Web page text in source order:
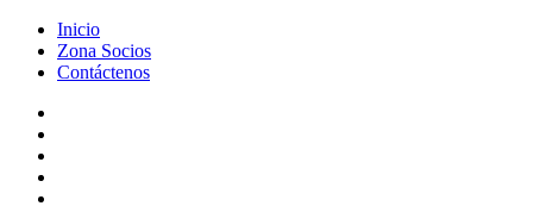
Inicio
Zona Socios
Contáctenos